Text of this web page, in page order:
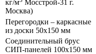
кг/м
Мосстрой-31 г.
Москва)
Перегородки – каркасные
из доски 50х150 мм
Соединительный брус
СИП-панелей 100х150 мм